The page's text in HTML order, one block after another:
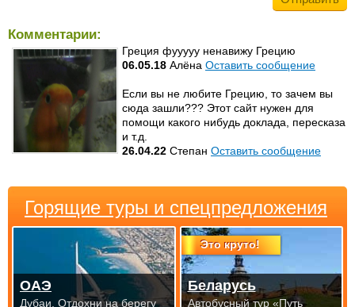
Комментарии:
Греция фууууу ненавижу Грецию
06.05.18 Алёна Оставить сообщение
Если вы не любите Грецию, то зачем вы
сюда зашли??? Этот сайт нужен для
помощи какого нибудь доклада, пересказа
и т.д.
26.04.22 Степан Оставить сообщение
Горящие туры и спецпредложения
ОАЭ
Дубаи. Отдохни на берегу
Это круто!
Беларусь
Автобусный тур «Путь